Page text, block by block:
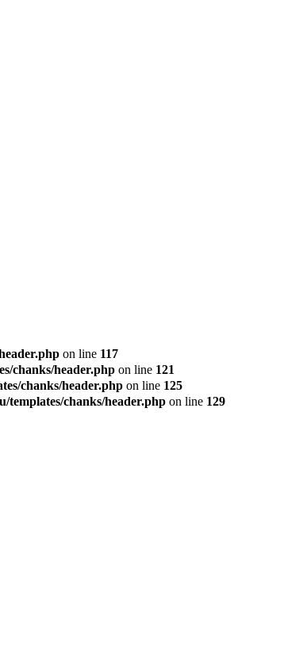
on line 117
chanks/header.php on line 121
chanks/header.php on line 125
chanks/header.php on line 129